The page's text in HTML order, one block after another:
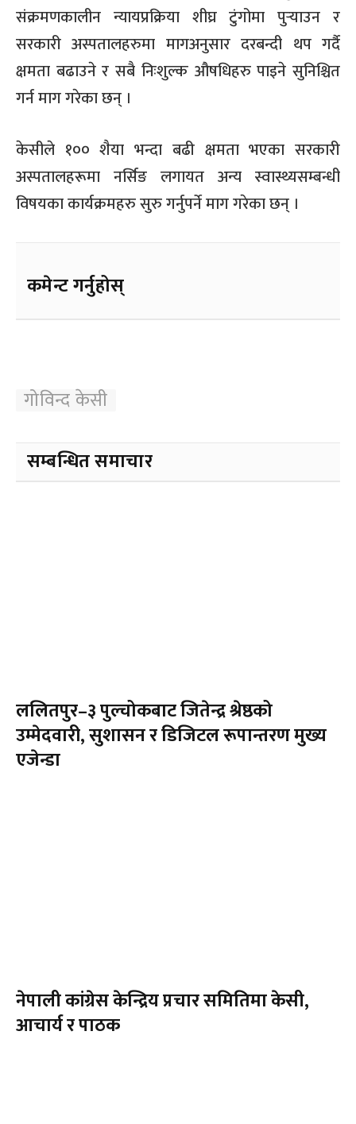
संक्रमणकालीन न्यायप्रक्रिया शीघ्र टुंगोमा पुर्‍याउन र
सरकारी अस्पतालहरुमा मागअनुसार दरबन्दी थप गर्दै
क्षमता बढाउने र सबै निःशुल्क औषधिहरु पाइने सुनिश्चित
गर्न माग गरेका छन् ।
केसीले १०० शैया भन्दा बढी क्षमता भएका सरकारी
अस्पतालहरूमा नर्सिङ लगायत अन्य स्वास्थ्यसम्बन्धी
विषयका कार्यक्रमहरु सुरु गर्नुपर्ने माग गरेका छन् ।
कमेन्ट गर्नुहोस्
गोविन्द केसी
सम्बन्धित समाचार
ललितपुर–३ पुल्चोकबाट जितेन्द्र श्रेष्ठको
उम्मेदवारी, सुशासन र डिजिटल रूपान्तरण मुख्य
एजेन्डा
नेपाली कांग्रेस केन्द्रिय प्रचार समितिमा केसी,
आचार्य र पाठक